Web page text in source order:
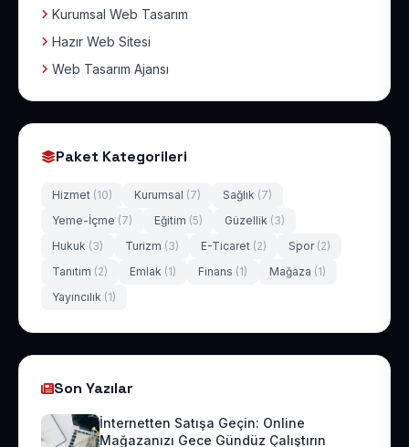
Kurumsal Web Tasarım
Hazır Web Sitesi
Web Tasarım Ajansı
Paket Kategorileri
Hizmet (10) Kurumsal (7) Sağlık (7)
Yeme-İçme (7) Eğitim (5) Güzellik (3)
Hukuk (3) Turizm (3) E-Ticaret (2) Spor (2)
Tanıtım (2) Emlak (1) Finans (1) Mağaza (1)
Yayıncılık (1)
Son Yazılar
İnternetten Satışa Geçin: Online
Mağazanızı Gece Gündüz Çalıştırın